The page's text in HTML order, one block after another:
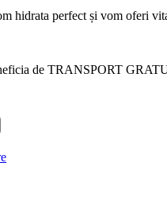
perfect și vom oferi
de TRANSPORT